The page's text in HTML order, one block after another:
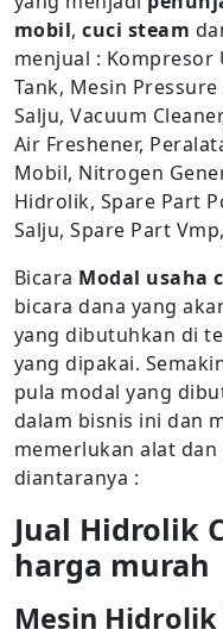
mobil,cuci steam
menjual : Kompresor
Tank, Mesin
Salju, Vacuum
Air Freshener,
Mobil, Nitrogen
Hidrolik, Spare Part
Salju, Spare Part
Bicara Modal usaha
bicara dana yang
yang dibutuhkan di
yang dipakai.
pula modal yang
dalam bisnis ini dan
memerlukan alat
diantaranya :
Jual Hidrolik
harga murah
Mesin